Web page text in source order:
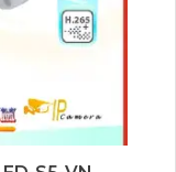
đẹp với độ
và tiết kiệm chi
cho phép
ban đêm với
phù hợp